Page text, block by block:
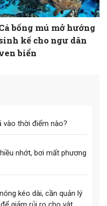
bống mú mở hướng
kế cho ngư dân
biển
vào thời điểm nào?
nhớt, bơi mất phương
kéo dài, cần quản lý